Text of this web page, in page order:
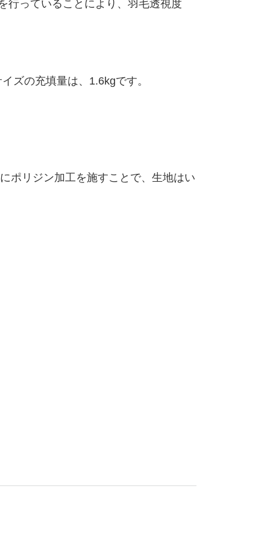
行っていることにより、羽毛透視度
ズの充填量は、1.6kgです。
ポリジン加工を施すことで、生地はい